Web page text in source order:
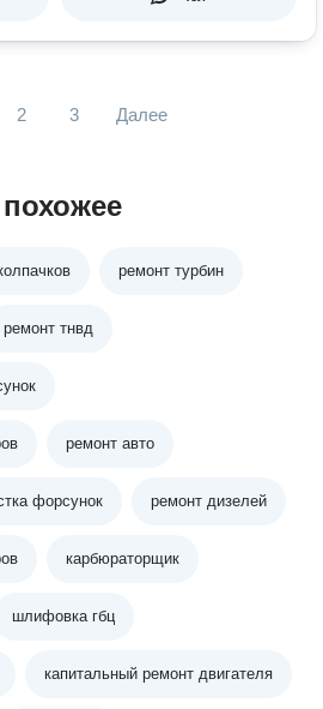
2 3 Далее
ремонт турбин
ремонт тнвд
ремонт авто
форсунок ремонт дизелей
карбюраторщик
шлифовка гбц
капитальный ремонт двигателя